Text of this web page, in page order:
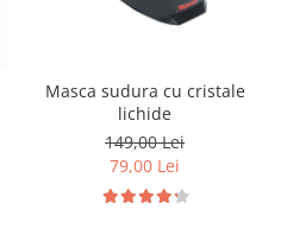
Masca sudura cu cristale
lichide
149,00 Lei
79,00 Lei